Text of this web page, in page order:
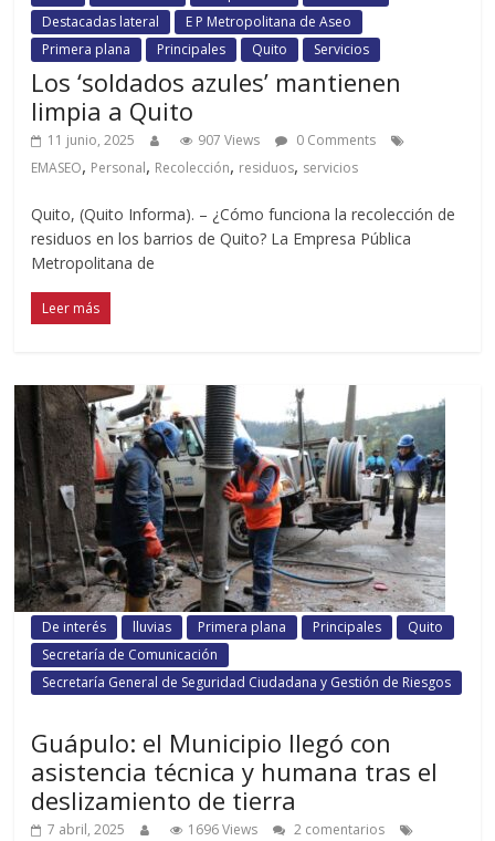
Destacadas lateral
E P Metropolitana de Aseo
Primera plana
Principales Quito Servicios
Los ‘soldados azules’ mantienen
limpia a Quito
11 junio, 2025 907 Views
0 Comments
EMASEO, Personal, Recolección, residuos, servicios
Quito, (Quito Informa). – ¿Cómo funciona la recolección de
residuos en los barrios de Quito? La Empresa Pública
Metropolitana de
Leer más
De interés lluvias Primera plana Principales
Quito
Secretaría de Comunicación
Secretaría General de Seguridad Ciudadana y Gestión de Riesgos
Guápulo: el Municipio llegó con
asistencia técnica y humana tras el
deslizamiento de tierra
7 abril, 2025 1696 Views
2 comentarios